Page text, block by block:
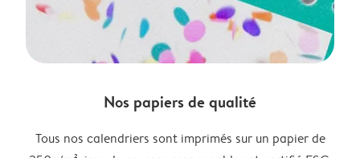
Nos papiers de qualité
Tous nos calendriers sont imprimés sur un papier de